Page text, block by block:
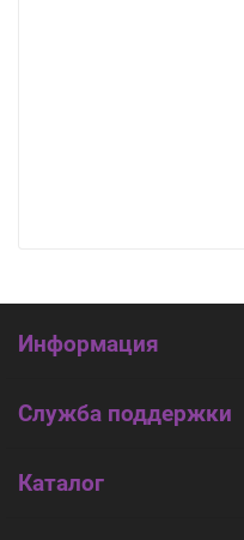
Информация
Служба поддержки
Каталог